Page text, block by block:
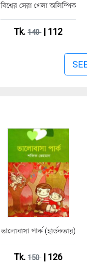
বিশ্বের সেরা খেলা অলিম্পিক
Tk.140| 112
ভালোবাসা পার্ক (হার্ডকভার)
Tk.150| 126